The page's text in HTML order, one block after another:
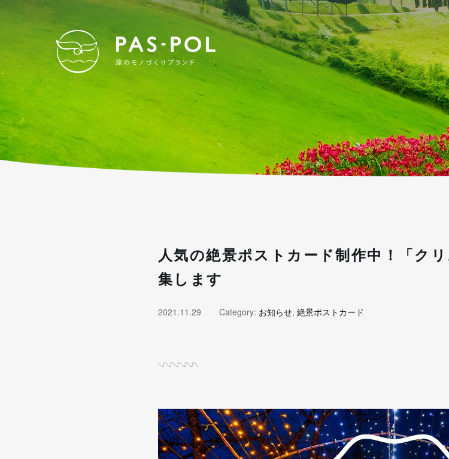
PAS-POL -旅のモノづくり
人気の絶景ポストカード制作中！「ク
集します
2021.11.29 Category: お知らせ, 絶景ポストカード